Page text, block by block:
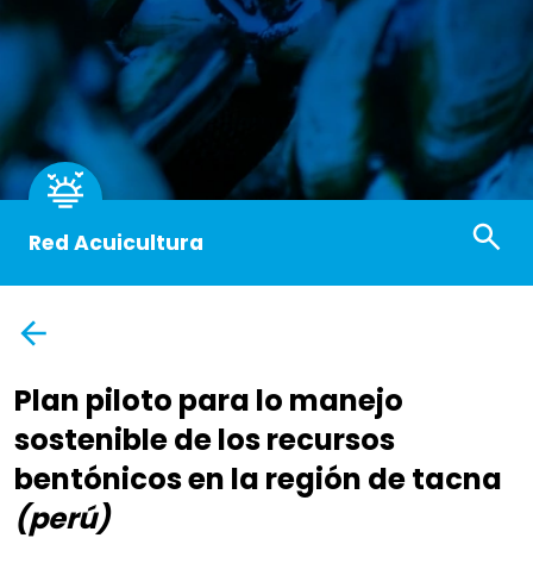
Plan piloto para lo manejo
sostenible de los recursos
bentónicos en la región de tacna
(perú)
Red Acuicultura